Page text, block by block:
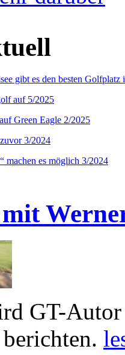
gibt es den besten
auf 5/2025
Green Eagle 2/2025
3/2024
machen es möglich 3/2024
GT-